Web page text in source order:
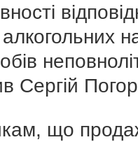
Сергій
що